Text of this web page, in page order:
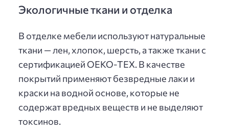
Экологичные ткани и отделка
В отделке мебели используют натуральные
ткани — лен, хлопок, шерсть, а также ткани с
сертификацией OEKO-TEX. В качестве
покрытий применяют безвредные лаки и
краски на водной основе, которые не
содержат вредных веществ и не выделяют
токсинов.